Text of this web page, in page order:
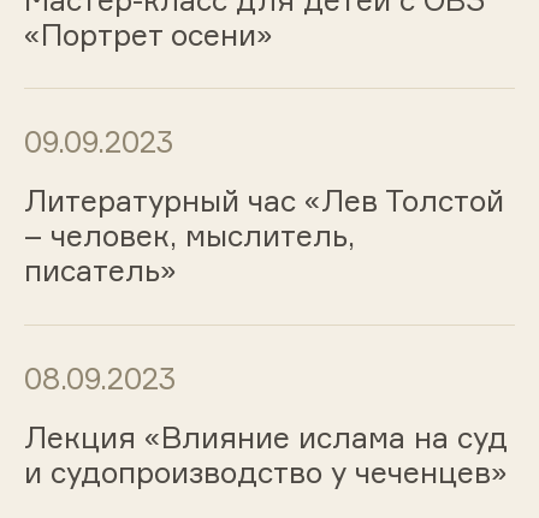
«Портрет осени»
09.09.2023
Литературный час «Лев Толстой
– человек, мыслитель,
писатель»
08.09.2023
Лекция «Влияние ислама на суд
и судопроизводство у чеченцев»